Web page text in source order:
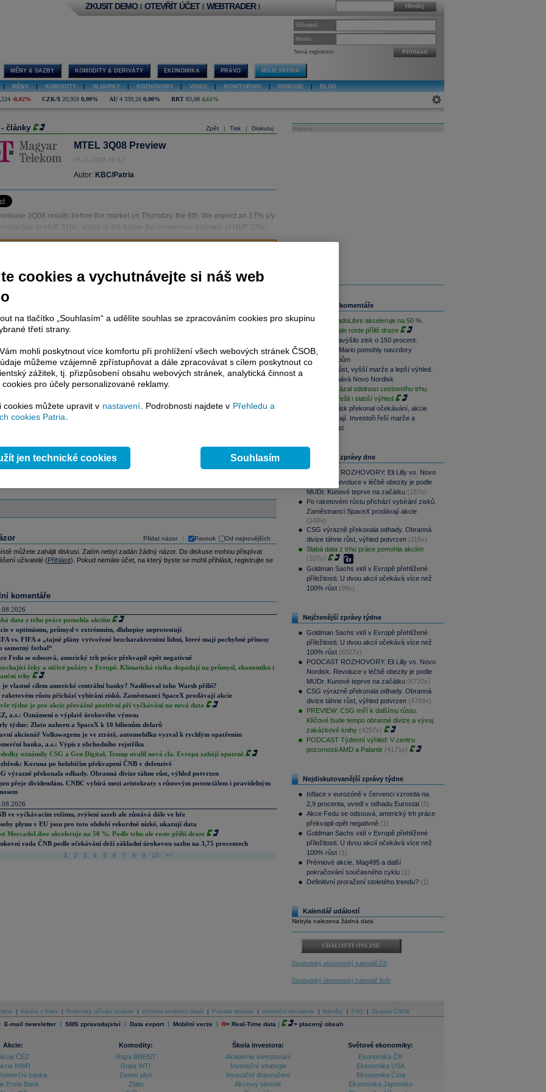
Hledej
ZKUSIT DEMO | OTEVŘÍT ÚČET | WEBTRADER |
Uživatel:
Heslo:
Nová registrace Přihlásit
MĚNY & SAZBY KOMODITY & DERIVÁTY EKONOMIKA PRÁVO MOJE PATRIA
MĚNY KOMODITY SLOUPKY ROZHOVORY VIDEO MONITORING DISKUSE BLOG
-0,02% CZK/$ 20,959 0,00% AU 4 339,26 0,00% BRT 83,08 4,61%
Zpět Tisk Diskutuj
- články
MTEL 3Q08 Preview
05.11.2008 10:12
Autor: KBC/Patria
3Q08 results before the market on Thursday, the 6th. We expect an 17% y/y
to HUF 21bn, which is 4% below the consensus estimate of HUF 22bn.
článku je dostupné jen klientům placených služebPatria Plus/
případně uživatelům platformy Patria Direct
služeb, potom je nutné se
placeného informačního servisu získáte
kekompletnímu zpravodajství
komentáře a horké zprávy jsou
terminálovou metodou (bez nutnosti obnovovat stránku) bez
a v plné verzi.
zpravodajství, ale i další služby získáte v Patria Plus / Investor Plus -sms
mailovézpravodajství,
Přidat názor Pavouk Od nejnovějších
můžete zahájit diskusi. Zatím nebyl zadán žádný názor. Do diskuse mohou přispívat
uživatelé (Přihlásit). Pokud nemáte účet, na který byste se mohli přihlásit, registrujte se
komentáře
data z trhu práce pomohla akciím
v optimismu, průmysl v extrémním, dluhopisy neprotestují
vs. FIFA a „tajné plány vytvořené bezcharakterními lidmi, které mají pochybné přínosy
samotný fotbal“
Fedu se odsouvá, americký trh práce překvapil opět negativně
řeky a ničivé požáry v Evropě. Klimatická rizika dopadají na průmysl, ekonomiku i
trhy
je vlastně cílem americké centrální banky? Nasliboval toho Warsh příliš?
raketovém růstu přichází vybírání zisků. Zaměstnanci SpaceX prodávají akcie
týdne je pro akcie převážně pozitivní při vyčkávání na nová data
a.s.: Oznámení o výplatě úrokového výnosu
týdne: Zlato nahoru a SpaceX k 10 bilionům dolarů
akcionář Volkswagenu je ve ztrátě, automobilku vyzval k rychlým opatřením
banka, a.s.: Výpis z obchodního rejstříku
oznámily CSG a Gen Digital, Trump uvalil nová cla. Evropa zahájí opatrně
Koruna po holubičím překvapení ČNB v defenzivě
výrazně překonala odhady. Obranná divize táhne růst, výhled potvrzen
přeje dividendám. CNBC vybírá mezi aristokraty s růstovým potenciálem i pravidelným
ve vyčkávacím režimu, zvýšení sazeb ale zůstává dále ve hře
plynu v EU jsou pro toto období rekordně nízké, ukazují data
MercadoLibre akceleruje na 50 %. Podle trhu ale roste příliš draze
rada ČNB podle očekávání drží základní úrokovou sazbu na 3,75 procentech
1 2 3 4 5 6 7 8 9 10 >>
Reklama
Související komentáře
Růst MercadoLibre akceleruje na 50 %.
Podle trhu ale roste příliš draze
Nintendo navýšilo zisk o 150 procent.
Switch 2 a Mario pomohly navzdory
dražším čipům
Rychlejší růst, vyšší marže a lepší výhled.
Lilly překonává Novo Nordisk
Booking ukázal odolnost cestovního trhu.
Investoři přešli i slabší výhled
Novo Nordisk překonal očekávání, akcie
přesto klesají. Investoři řeší marže a
budoucí růst
Nejčtenější zprávy dne
PODCAST ROZHOVORY: Eli Lilly vs. Novo
Nordisk. Revoluce v léčbě obezity je podle
MUDr. Kunové teprve na začátku (187x)
Po raketovém růstu přichází vybírání zisků.
Zaměstnanci SpaceX prodávají akcie
(148x)
CSG výrazně překonala odhady. Obranná
divize táhne růst, výhled potvrzen (115x)
Slabá data z trhu práce pomohla akciím
(107x)
Goldman Sachs vidí v Evropě přehlížené
příležitosti. U dvou akcií očekává více než
100% růst (98x)
Nejčtenější zprávy týdne
Goldman Sachs vidí v Evropě přehlížené
příležitosti. U dvou akcií očekává více než
100% růst (8327x)
PODCAST ROZHOVORY: Eli Lilly vs. Novo
Nordisk. Revoluce v léčbě obezity je podle
MUDr. Kunové teprve na začátku (6720x)
CSG výrazně překonala odhady. Obranná
divize táhne růst, výhled potvrzen (4789x)
PREVIEW: CSG míří k dalšímu růstu.
Klíčové bude tempo obranné divize a vývoj
zakázkové knihy (4257x)
PODCAST Týdenní výhled: V centru
pozornosti AMD a Palantir (4171x)
Nejdiskutovanější zprávy týdne
Inflace v eurozóně v červenci vzrostla na
2,9 procenta, uvedl v odhadu Eurostat (5)
Akce Fedu se odsouvá, americký trh práce
překvapil opět negativně (1)
Goldman Sachs vidí v Evropě přehlížené
příležitosti. U dvou akcií očekává více než
100% růst (1)
Prémiové akcie, Mag495 a další
pokračování současného cyklu (1)
Definitivní proražení stoletého trendu? (1)
Kalendář událostí
Nebyla nalezena žádná data
UDÁLOSTI ONLINE
Dlouhodobý ekonomický kalendář ČR
Dlouhodobý ekonomický kalendář Svět
Kariéra v Patrii Podmínky užívání stránek Ochrana osobních údajů Pravidla diskuse Investiční disclaimer Náměty FAQ Skupina ČSOB
E-mail newsletter | SMS zpravodajství | Data export | Mobilní verze | R= Real-Time data | = placený obsah
Akcie:
ČEZ
NWR
banka
Erste Bank
Komodity:
Ropa BRENT
Ropa WTI
Zemní plyn
Zlato
Škola investora:
Akademie investování
Investiční strategie
Investiční doporučení
Akciový slovník
Světové ekonomiky:
Ekonomika ČR
Ekonomika USA
Ekonomika Čína
Ekonomika Japonsko
cookies a vychutnávejte si náš web
na tlačítko „Souhlasím“ a udělíte souhlas se zpracováním cookies pro skupinu
třetí strany.
mohli poskytnout více komfortu při prohlížení všech webových stránek ČSOB,
můžeme vzájemně zpřístupňovat a dále zpracovávat s cílem poskytnout co
zážitek, tj. přizpůsobení obsahu webových stránek, analytická činnost a
pro účely personalizované reklamy.
cookies můžete upravit v nastavení. Podrobnosti najdete v Přehledu a
cookies Patria.
jen technické cookies Souhlasím